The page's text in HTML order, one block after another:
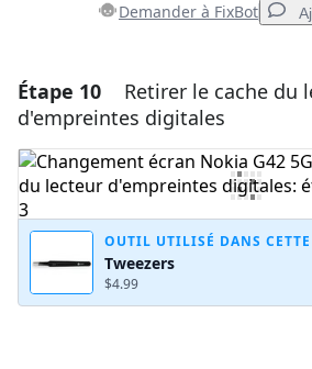
Demander à FixBot
Ajouter un
Ajouter un commentaire
Annuler
Étape 10
Retirer le cache du
d'empreintes digitales
OUTIL UTILISÉ DANS CETTE
Tweezers
$4.99